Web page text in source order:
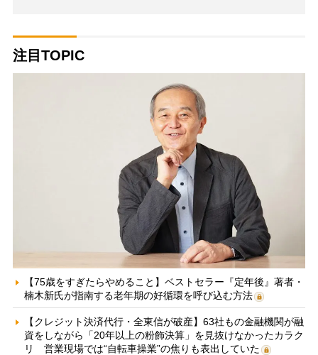
注目TOPIC
【75歳をすぎたらやめること】ベストセラー『定年後』著者・
楠木新氏が指南する老年期の好循環を呼び込む方法
【クレジット決済代行・全東信が破産】63社もの金融機関が融
資をしながら「20年以上の粉飾決算」を見抜けなかったカラク
リ 営業現場では“自転車操業”の焦りも表出していた